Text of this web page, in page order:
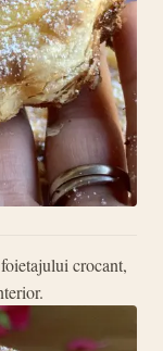
crocant,